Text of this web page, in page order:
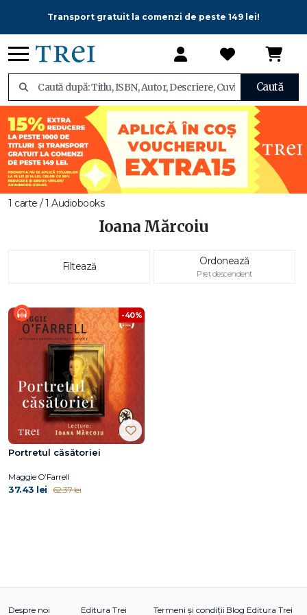
Transport gratuit la comenzi de peste 149 lei!
Caută
1 carte / 1 Audiobooks
Ioana Mărcoiu
Filtează Ordonează
Preț descendent
-40%
Portretul căsătoriei
Maggie O’Farrell
37.43 lei 62.37 lei
Despre noi Editura Trei Termeni și condiții Blog Editura Trei